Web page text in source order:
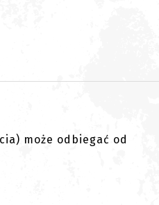
może odbiegać od